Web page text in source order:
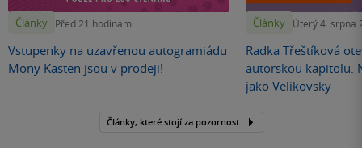
Články Před 21 hodinami
Vstupenky na uzavřenou autogramiádu
Mony Kasten jsou v prodeji!
Články Úterý 4. srpna
Radka Třeštíková
autorskou kapitolu.
jako Velikovsky
Články, které stojí za pozornost